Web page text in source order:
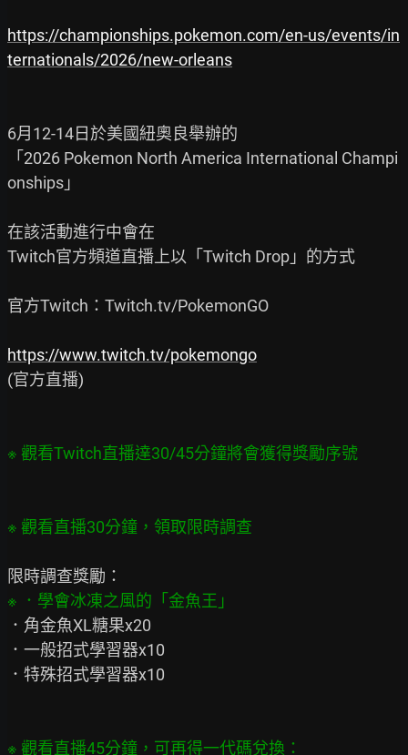
https://championships.pokemon.com/en-us/events/in
ternationals/2026/new-orleans
6月12-14日於美國紐奧良舉辦的
「2026 Pokemon North America International Champi
onships」
在該活動進行中會在
Twitch官方頻道直播上以「Twitch Drop」的方式
官方Twitch：Twitch.tv/PokemonGO
https://www.twitch.tv/pokemongo
(官方直播)
．角金魚XL糖果x20
．一般招式學習器x10
．特殊招式學習器x10